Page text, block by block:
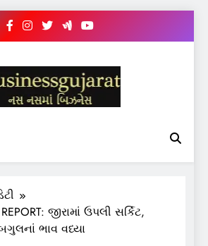
GUJARAT
જીરામાં ઉપલી સર્કિટ,
ભાવ વધ્યા